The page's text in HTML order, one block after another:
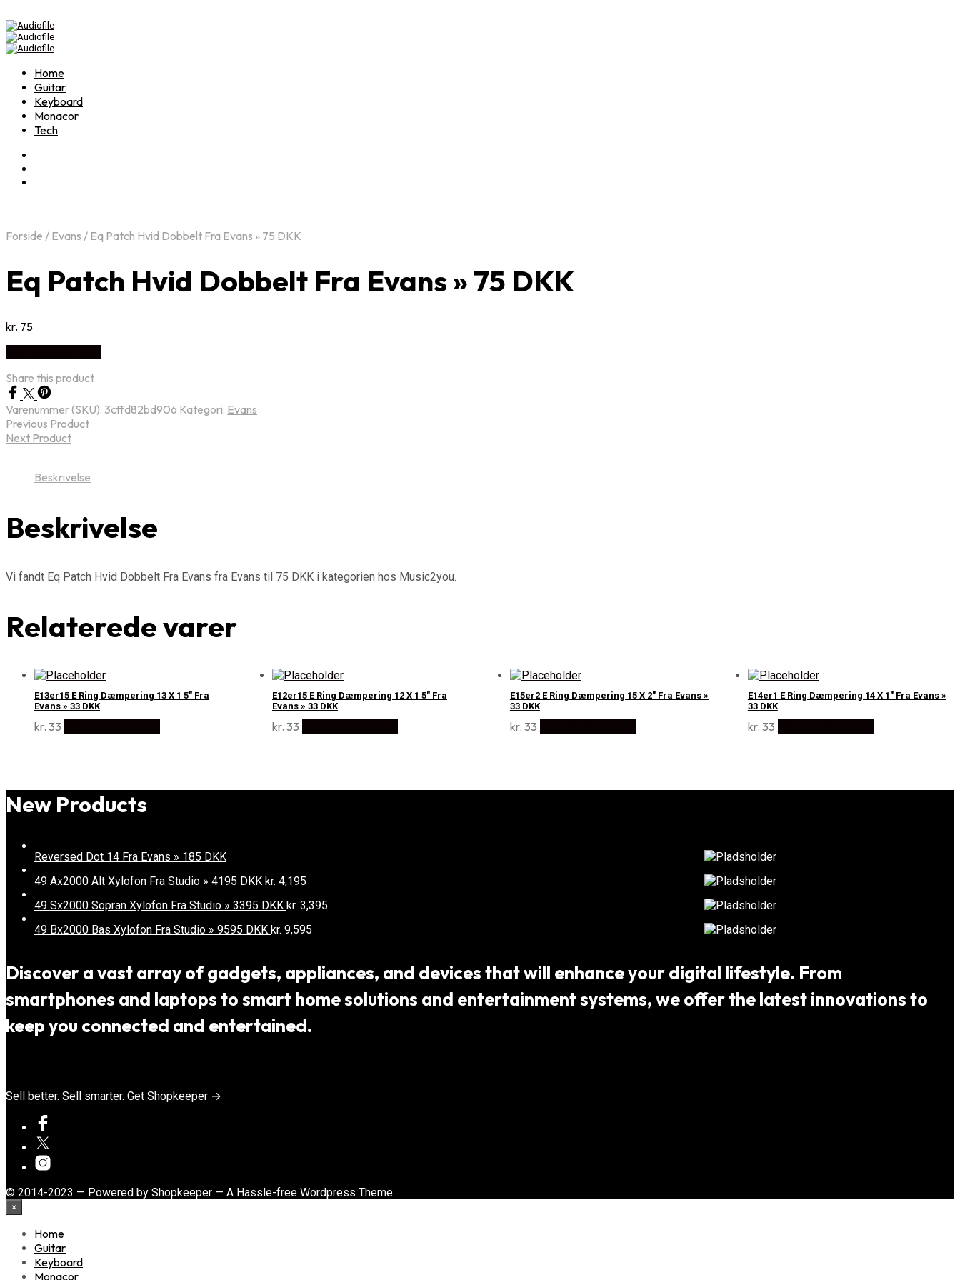
Home
Guitar
Keyboard
Monacor
Tech
Forside / Evans / Eq Patch Hvid Dobbelt Fra Evans » 75 DKK
Eq Patch Hvid Dobbelt Fra Evans » 75 DKK
kr. 75
Share this product
Varenummer (SKU): 3cffd82bd906 Kategori: Evans
Previous Product
Next Product
Beskrivelse
Beskrivelse
Vi fandt Eq Patch Hvid Dobbelt Fra Evans fra Evans til 75 DKK i kategorien hos Music2you.
Relaterede varer
E13er15 E Ring Dæmpering 13 X 1 5" Fra
Evans » 33 DKK
kr. 33
E12er15 E Ring Dæmpering 12 X 1 5" Fra
Evans » 33 DKK
kr. 33
E15er2 E Ring Dæmpering 15 X 2" Fra Evans »
33 DKK
kr. 33
E14er1 E Ring Dæmpering 14 X 1" Fra Evans »
33 DKK
kr. 33
New Products
Reversed Dot 14 Fra Evans » 185 DKK
49 Ax2000 Alt Xylofon Fra Studio » 4195 DKK kr. 4,195
49 Sx2000 Sopran Xylofon Fra Studio » 3395 DKK kr. 3,395
49 Bx2000 Bas Xylofon Fra Studio » 9595 DKK kr. 9,595
Discover a vast array of gadgets, appliances, and devices that will enhance your digital lifestyle. From
smartphones and laptops to smart home solutions and entertainment systems, we offer the latest innovations to
keep you connected and entertained.
Sell better. Sell smarter. Get Shopkeeper →
© 2014-2023 — Powered by Shopkeeper — A Hassle-free Wordpress Theme.
×
Home
Guitar
Keyboard
Monacor